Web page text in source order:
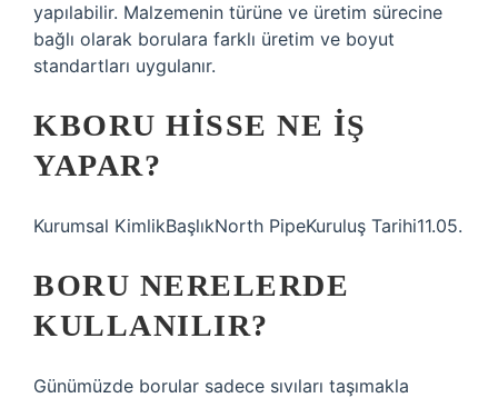
yapılabilir. Malzemenin türüne ve üretim sürecine
bağlı olarak borulara farklı üretim ve boyut
standartları uygulanır.
KBORU HISSE NE IŞ
YAPAR?
Kurumsal KimlikBaşlıkNorth PipeKuruluş Tarihi11.05.
BORU NERELERDE
KULLANILIR?
Günümüzde borular sadece sıvıları taşımakla